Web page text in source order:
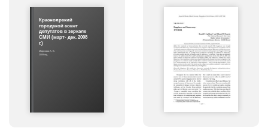
Красноярский
городской совет
депутатов в зеркале
СМИ (март- дек. 2008
г.)
Морозова А. В.
2009 год